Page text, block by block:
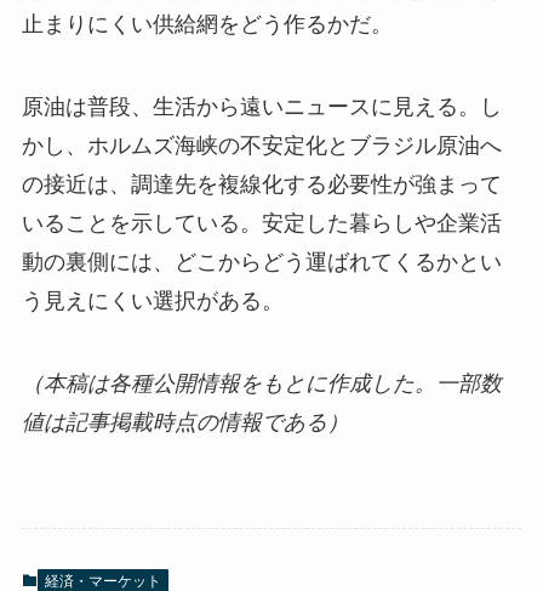
止まりにくい供給網をどう作るかだ。
原油は普段、生活から遠いニュースに見える。し
かし、ホルムズ海峡の不安定化とブラジル原油へ
の接近は、調達先を複線化する必要性が強まって
いることを示している。安定した暮らしや企業活
動の裏側には、どこからどう運ばれてくるかとい
う見えにくい選択がある。
（本稿は各種公開情報をもとに作成した。一部数
値は記事掲載時点の情報である）
経済・マーケット